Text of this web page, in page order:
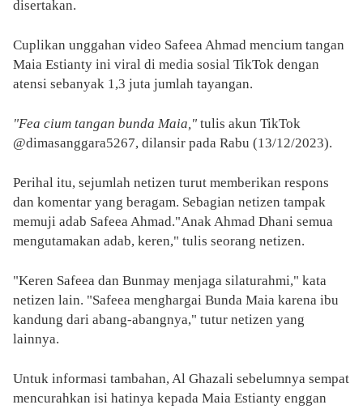
disertakan.
Cuplikan unggahan video Safeea Ahmad mencium tangan
Maia Estianty ini viral di media sosial TikTok dengan
atensi sebanyak 1,3 juta jumlah tayangan.
"Fea cium tangan bunda Maia," tulis akun TikTok
@dimasanggara5267, dilansir pada Rabu (13/12/2023).
Perihal itu, sejumlah netizen turut memberikan respons
dan komentar yang beragam. Sebagian netizen tampak
memuji adab Safeea Ahmad."Anak Ahmad Dhani semua
mengutamakan adab, keren," tulis seorang netizen.
"Keren Safeea dan Bunmay menjaga silaturahmi," kata
netizen lain. "Safeea menghargai Bunda Maia karena ibu
kandung dari abang-abangnya," tutur netizen yang
lainnya.
Untuk informasi tambahan, Al Ghazali sebelumnya sempat
mencurahkan isi hatinya kepada Maia Estianty enggan